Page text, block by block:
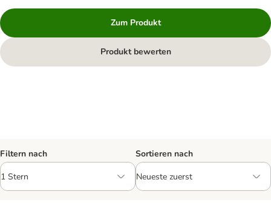
Zum Produkt
Produkt bewerten
Filtern nach Sortieren nach